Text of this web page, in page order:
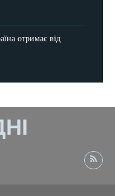
отримає від